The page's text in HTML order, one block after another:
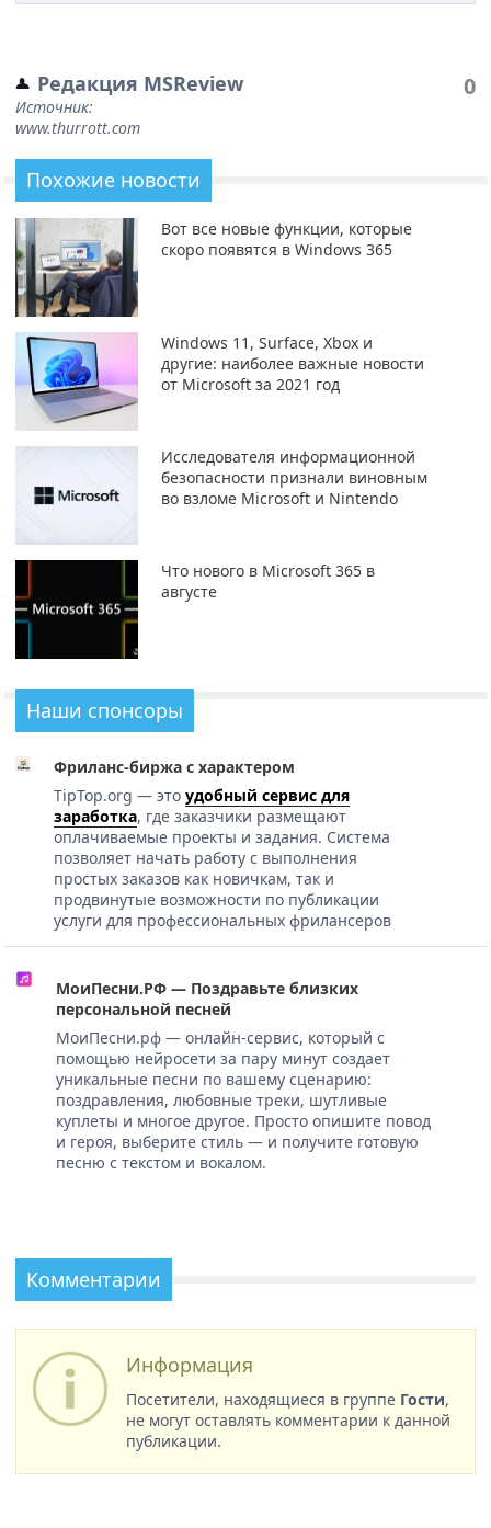
Редакция MSReview
Источник:
www.thurrott.com
0
Похожие новости
Вот все новые функции, которые
скоро появятся в Windows 365
Windows 11, Surface, Xbox и
другие: наиболее важные новости
от Microsoft за 2021 год
Исследователя информационной
безопасности признали виновным
во взломе Microsoft и Nintendo
Что нового в Microsoft 365 в
августе
Наши спонсоры
Фриланс-биржа с характером
TipTop.org — это удобный сервис для
заработка, где заказчики размещают
оплачиваемые проекты и задания. Система
позволяет начать работу с выполнения
простых заказов как новичкам, так и
продвинутые возможности по публикации
услуги для профессиональных фрилансеров
МоиПесни.РФ — Поздравьте близких
персональной песней
МоиПесни.рф — онлайн-сервис, который с
помощью нейросети за пару минут создает
уникальные песни по вашему сценарию:
поздравления, любовные треки, шутливые
куплеты и многое другое. Просто опишите повод
и героя, выберите стиль — и получите готовую
песню с текстом и вокалом.
Комментарии
Информация
Посетители, находящиеся в группе Гости,
не могут оставлять комментарии к данной
публикации.